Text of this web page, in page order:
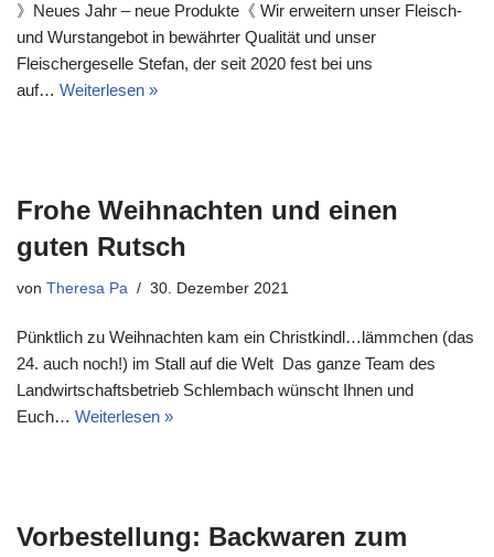
》Neues Jahr – neue Produkte《 Wir erweitern unser Fleisch-
und Wurstangebot in bewährter Qualität und unser
Fleischergeselle Stefan, der seit 2020 fest bei uns
auf… Weiterlesen »
Frohe Weihnachten und einen
guten Rutsch
von Theresa Pa 30. Dezember 2021
Pünktlich zu Weihnachten kam ein Christkindl…lämmchen (das
24. auch noch!) im Stall auf die Welt Das ganze Team des
Landwirtschaftsbetrieb Schlembach wünscht Ihnen und
Euch… Weiterlesen »
Vorbestellung: Backwaren zum